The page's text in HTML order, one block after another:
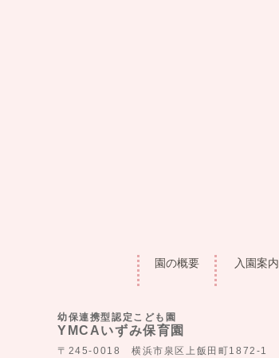
園の概要 入園案内
幼保連携型認定こども園
YMCAいずみ保育園
〒245-0018 横浜市泉区上飯田町1872-1